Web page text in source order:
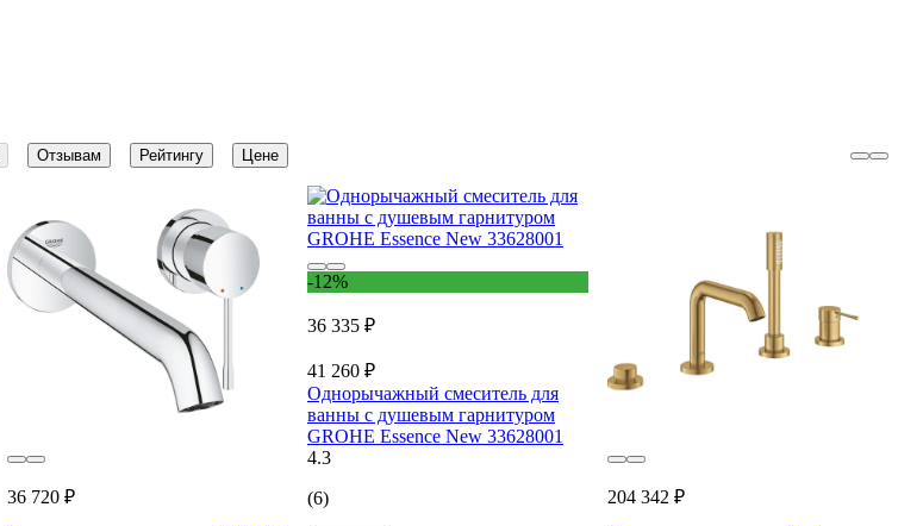
Отзывам Рейтингу Цене
36 720 ₽
-12%
36 335 ₽
41 260 ₽
Однорычажный смеситель для
ванны с душевым гарнитуром
GROHE Essence New 33628001
4.3
(6)
204 342 ₽